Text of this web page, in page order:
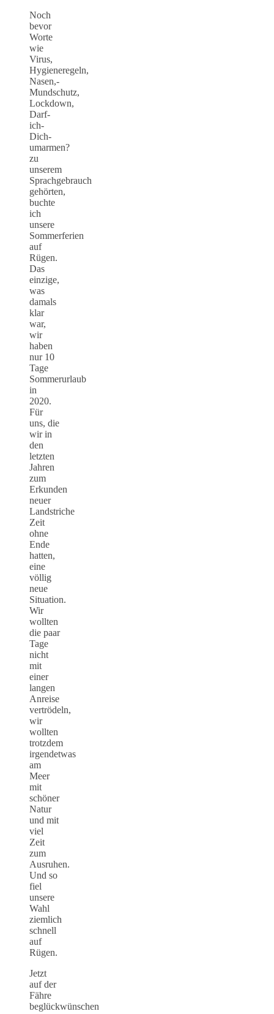
Noch
bevor
Worte
wie
Virus,
Hygieneregeln,
Nasen,-
Mundschutz,
Lockdown,
Darf-
ich-
Dich-
umarmen?
zu
unserem
Sprachgebrauch
gehörten,
buchte
ich
unsere
Sommerferien
auf
Rügen.
Das
einzige,
was
damals
klar
war,
wir
haben
nur 10
Tage
Sommerurlaub
in
2020.
Für
uns, die
wir in
den
letzten
Jahren
zum
Erkunden
neuer
Landstriche
Zeit
ohne
Ende
hatten,
eine
völlig
neue
Situation.
Wir
wollten
die paar
Tage
nicht
mit
einer
langen
Anreise
vertrödeln,
wir
wollten
trotzdem
irgendetwas
am
Meer
mit
schöner
Natur
und mit
viel
Zeit
zum
Ausruhen.
Und so
fiel
unsere
Wahl
ziemlich
schnell
auf
Rügen.
Jetzt
auf der
Fähre
beglückwünschen